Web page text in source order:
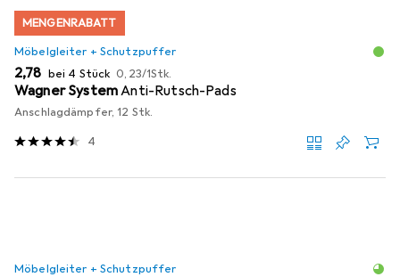
MENGENRABATT
Möbelgleiter + Schutzpuffer
EUR
2,78 bei 4 Stück EUR
0,23/1Stk.
Wagner SystemAnti-Rutsch-Pads
Anschlagdämpfer, 12 Stk.
4
Möbelgleiter + Schutzpuffer